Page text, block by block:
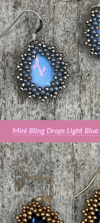
Mini Bling DropsLight Blue